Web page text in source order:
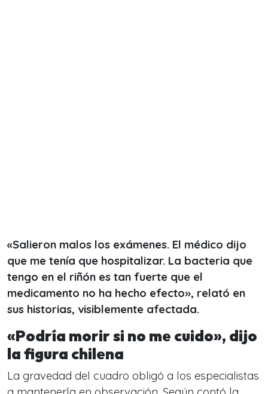
«Salieron malos los exámenes. El médico dijo
que me tenía que hospitalizar. La bacteria que
tengo en el riñón es tan fuerte que el
medicamento no ha hecho efecto», relató en
sus historias, visiblemente afectada.
«Podría morir si no me cuido», dijo
la figura chilena
La gravedad del cuadro obligó a los especialistas